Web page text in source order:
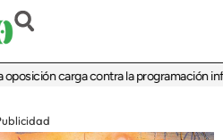
carga contra la programación